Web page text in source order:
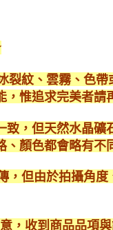
裂紋、雲霧、色
惟追求完美者請
致，但天然水晶
、顏色都會略有不
，但由於拍攝角
，收到商品品項